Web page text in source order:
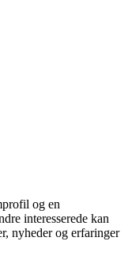
og en
interesserede kan
nyheder og erfaringer